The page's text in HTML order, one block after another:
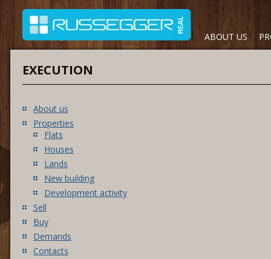
ABOUT US
EXECUTION
About us
Properties
Flats
Houses
Lands
New building
Development activity
Sell
Buy
Demands
Contacts